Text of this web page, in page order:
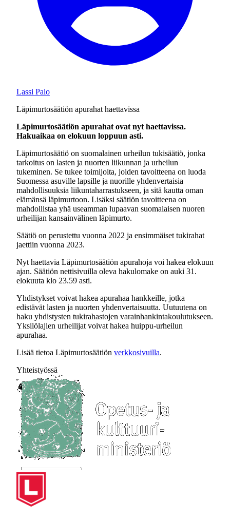
Lassi Palo
Läpimurtosäätiön apurahat haettavissa
Läpimurtosäätiön apurahat ovat nyt haettavissa.
Hakuaikaa on elokuun loppuun asti.
Läpimurtosäätiö on suomalainen urheilun tukisäätiö, jonka
tarkoitus on lasten ja nuorten liikunnan ja urheilun
tukeminen. Se tukee toimijoita, joiden tavoitteena on luoda
Suomessa asuville lapsille ja nuorille yhdenvertaisia
mahdollisuuksia liikuntaharrastukseen, ja sitä kautta oman
elämänsä läpimurtoon. Lisäksi säätiön tavoitteena on
mahdollistaa yhä useamman lupaavan suomalaisen nuoren
urheilijan kansainvälinen läpimurto.
Säätiö on perustettu vuonna 2022 ja ensimmäiset tukirahat
jaettiin vuonna 2023.
Nyt haettavia Läpimurtosäätiön apurahoja voi hakea elokuun
ajan. Säätiön nettisivuilla oleva hakulomake on auki 31.
elokuuta klo 23.59 asti.
Yhdistykset voivat hakea apurahaa hankkeille, jotka
edistävät lasten ja nuorten yhdenvertaisuutta. Uutuutena on
haku yhdistysten tukirahastojen varainhankintakoulutukseen.
Yksilölajien urheilijat voivat hakea huippu-urheilun
apurahaa.
Lisää tietoa Läpimurtosäätiön verkkosivuilla.
Yhteistyössä